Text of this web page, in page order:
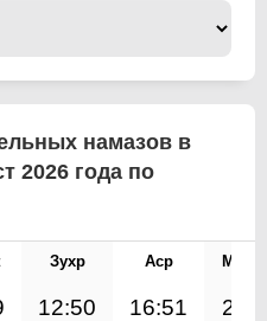
намазов в
2026 года по
Зухр Аср
12:50 16:51